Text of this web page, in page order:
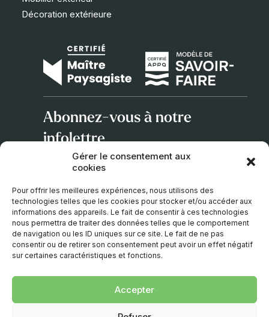
Gérer le consentement aux
cookies
Pour offrir les meilleures expériences, nous utilisons des
technologies telles que les cookies pour stocker et/ou accéder aux
informations des appareils. Le fait de consentir à ces technologies
nous permettra de traiter des données telles que le comportement
de navigation ou les ID uniques sur ce site. Le fait de ne pas
consentir ou de retirer son consentement peut avoir un effet négatif
sur certaines caractéristiques et fonctions.
Accepter
Décoration extérieure
Abonnez-vous à notre
infolettre
Adresse
courriel